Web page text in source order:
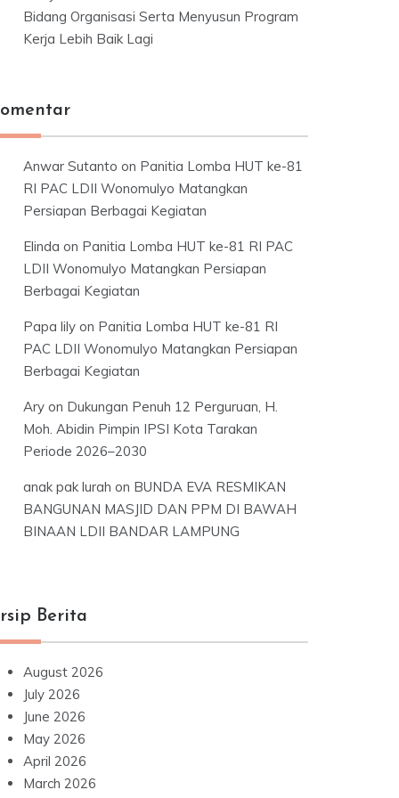
Bidang Organisasi Serta Menyusun Program
Kerja Lebih Baik Lagi
Anwar Sutanto on Panitia Lomba HUT ke-81
RI PAC LDII Wonomulyo Matangkan
Persiapan Berbagai Kegiatan
Elinda on Panitia Lomba HUT ke-81 RI PAC
LDII Wonomulyo Matangkan Persiapan
Berbagai Kegiatan
Papa lily on Panitia Lomba HUT ke-81 RI
PAC LDII Wonomulyo Matangkan Persiapan
Berbagai Kegiatan
Ary on Dukungan Penuh 12 Perguruan, H.
Moh. Abidin Pimpin IPSI Kota Tarakan
Periode 2026–2030
anak pak lurah on BUNDA EVA RESMIKAN
BANGUNAN MASJID DAN PPM DI BAWAH
BINAAN LDII BANDAR LAMPUNG
Berita
August 2026
July 2026
June 2026
May 2026
April 2026
March 2026